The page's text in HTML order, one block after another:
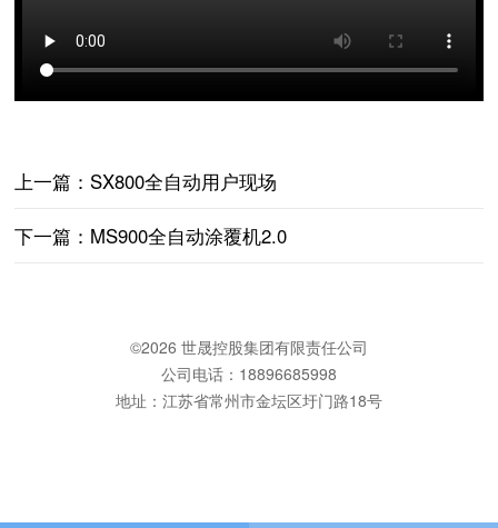
上一篇： SX800全自动用户现场
下一篇： MS900全自动涂覆机2.0
©2026 世晟控股集团有限责任公司
公司电话：18896685998
地址：江苏省常州市金坛区圩门路18号